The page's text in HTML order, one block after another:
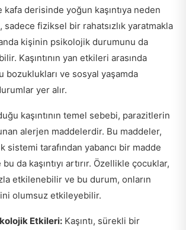
derisinde yoğun kaşıntıya neden
sadece fiziksel bir rahatsızlık yaratmakla
kişinin psikolojik durumunu da
Kaşıntının yan etkileri arasında
bozuklukları ve sosyal yaşamda
yer alır.
kaşıntının temel sebebi, parazitlerin
alerjen maddelerdir. Bu maddeler,
sistemi tarafından yabancı bir madde
da kaşıntıyı artırır. Özellikle çocuklar,
etkilenebilir ve bu durum, onların
olumsuz etkileyebilir.
Etkileri: Kaşıntı, sürekli bir